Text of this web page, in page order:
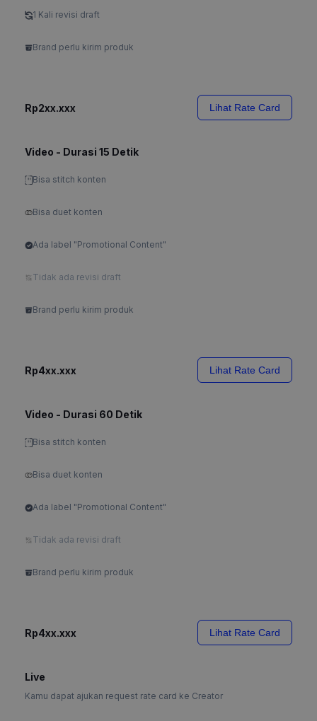
1 Kali revisi draft
Brand perlu kirim produk
Rp2xx.xxx Lihat Rate Card
Video - Durasi 15 Detik
Bisa stitch konten
Bisa duet konten
Ada label "Promotional Content"
Tidak ada revisi draft
Brand perlu kirim produk
Rp4xx.xxx Lihat Rate Card
Video - Durasi 60 Detik
Bisa stitch konten
Bisa duet konten
Ada label "Promotional Content"
Tidak ada revisi draft
Brand perlu kirim produk
Rp4xx.xxx Lihat Rate Card
Live
Kamu dapat ajukan request rate card ke Creator